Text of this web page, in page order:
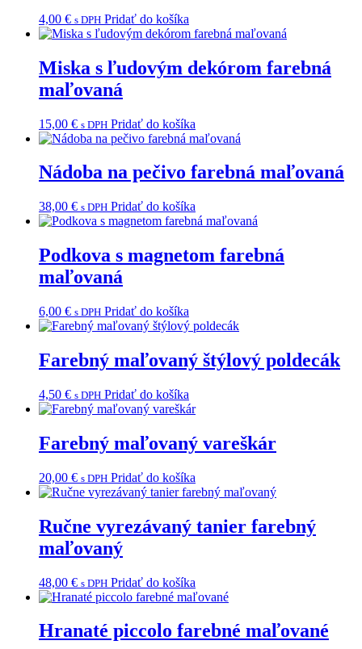
4,00 € s DPH Pridať do košíka
Miska s ľudovým dekórom farebná
maľovaná
15,00 € s DPH Pridať do košíka
Nádoba na pečivo farebná maľovaná
38,00 € s DPH Pridať do košíka
Podkova s magnetom farebná
maľovaná
6,00 € s DPH Pridať do košíka
Farebný maľovaný štýlový poldecák
4,50 € s DPH Pridať do košíka
Farebný maľovaný vareškár
20,00 € s DPH Pridať do košíka
Ručne vyrezávaný tanier farebný
maľovaný
48,00 € s DPH Pridať do košíka
Hranaté piccolo farebné maľované